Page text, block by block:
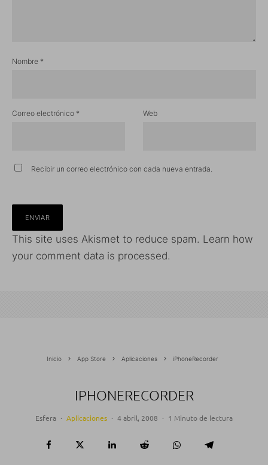
Nombre *
Correo electrónico * Web
Recibir un correo electrónico con cada nueva entrada.
This site uses Akismet to reduce spam. Learn how
your comment data is processed.
Inicio App Store Aplicaciones iPhoneRecorder
IPHONERECORDER
Esfera · Aplicaciones · 4 abril, 2008 · 1 Minuto de lectura